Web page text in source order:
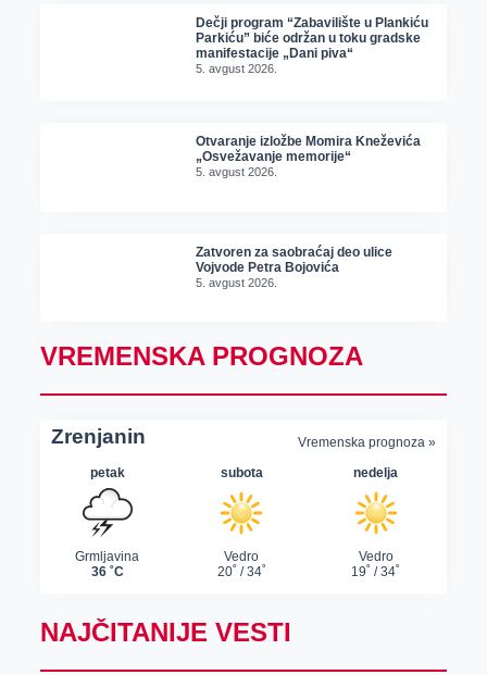
Dečji program “Zabavilište u Plankiću
Parkiću” biće održan u toku gradske
manifestacije „Dani piva“
5. avgust 2026.
Otvaranje izložbe Momira Kneževića
„Osvežavanje memorije“
5. avgust 2026.
Zatvoren za saobraćaj deo ulice
Vojvode Petra Bojovića
5. avgust 2026.
VREMENSKA PROGNOZA
NAJČITANIJE VESTI